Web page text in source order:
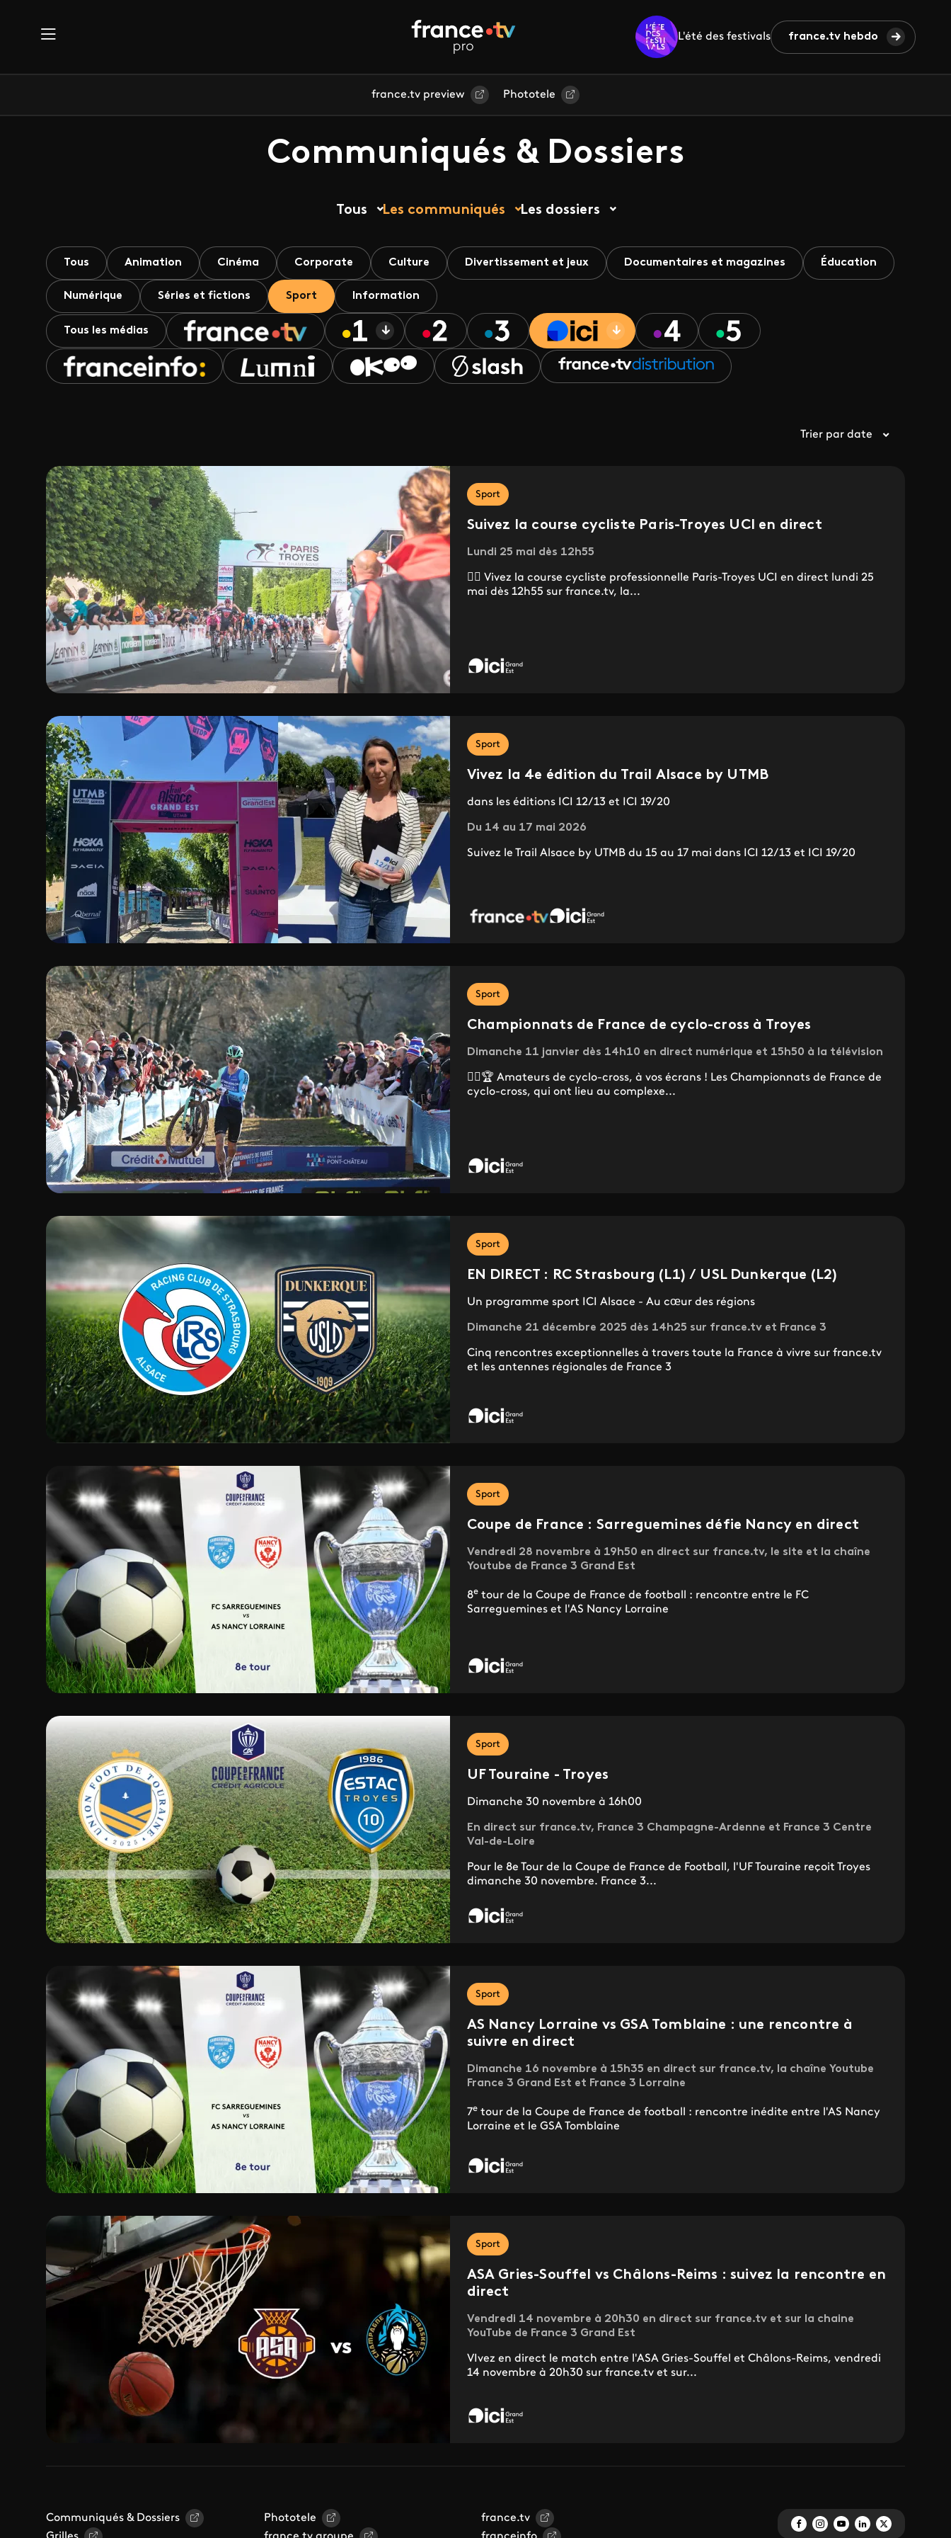
L'été des festivals france.tv hebdo
france.tv preview Phototele
Communiqués & Dossiers
Tous Les communiqués Les dossiers
Tous Animation Cinéma Corporate Culture Divertissement et jeux Documentaires et magazines Éducation
Numérique Séries et fictions Sport Information
Tous les médias
Trier par date
Sport
Suivez la course cycliste Paris-Troyes UCI en direct
Lundi 25 mai dès 12h55
🚴‍♂️ Vivez la course cycliste professionnelle Paris-Troyes UCI en direct lundi 25
mai dès 12h55 sur france.tv, la...
Sport
Vivez la 4e édition du Trail Alsace by UTMB
dans les éditions ICI 12/13 et ICI 19/20
Du 14 au 17 mai 2026
Suivez le Trail Alsace by UTMB du 15 au 17 mai dans ICI 12/13 et ICI 19/20
Sport
Championnats de France de cyclo-cross à Troyes
Dimanche 11 janvier dès 14h10 en direct numérique et 15h50 à la télévision
🚴‍♂️🏆 Amateurs de cyclo-cross, à vos écrans ! Les Championnats de France de
cyclo-cross, qui ont lieu au complexe...
Sport
EN DIRECT : RC Strasbourg (L1) / USL Dunkerque (L2)
Un programme sport ICI Alsace - Au cœur des régions
Dimanche 21 décembre 2025 dès 14h25 sur france.tv et France 3
Cinq rencontres exceptionnelles à travers toute la France à vivre sur france.tv
et les antennes régionales de France 3
Sport
Coupe de France : Sarreguemines défie Nancy en direct
Vendredi 28 novembre à 19h50 en direct sur france.tv, le site et la chaîne
Youtube de France 3 Grand Est
8etour de la Coupe de France de football : rencontre entre le FC
Sarreguemines et l'AS Nancy Lorraine
Sport
UF Touraine - Troyes
Dimanche 30 novembre à 16h00
En direct sur france.tv, France 3 Champagne-Ardenne et France 3 Centre
Val-de-Loire
Pour le 8e Tour de la Coupe de France de Football, l'UF Touraine reçoit Troyes
dimanche 30 novembre. France 3...
Sport
AS Nancy Lorraine vs GSA Tomblaine : une rencontre à
suivre en direct
Dimanche 16 novembre à 15h35 en direct sur france.tv, la chaîne Youtube
France 3 Grand Est et France 3 Lorraine
7etour de la Coupe de France de football : rencontre inédite entre l'AS Nancy
Lorraine et le GSA Tomblaine
Sport
ASA Gries-Souffel vs Châlons-Reims : suivez la rencontre en
direct
Vendredi 14 novembre à 20h30 en direct sur france.tv et sur la chaine
YouTube de France 3 Grand Est
VIvez en direct le match entre l'ASA Gries-Souffel et Châlons-Reims, vendredi
14 novembre à 20h30 sur france.tv et sur...
Communiqués & Dossiers
Phototele
france.tv